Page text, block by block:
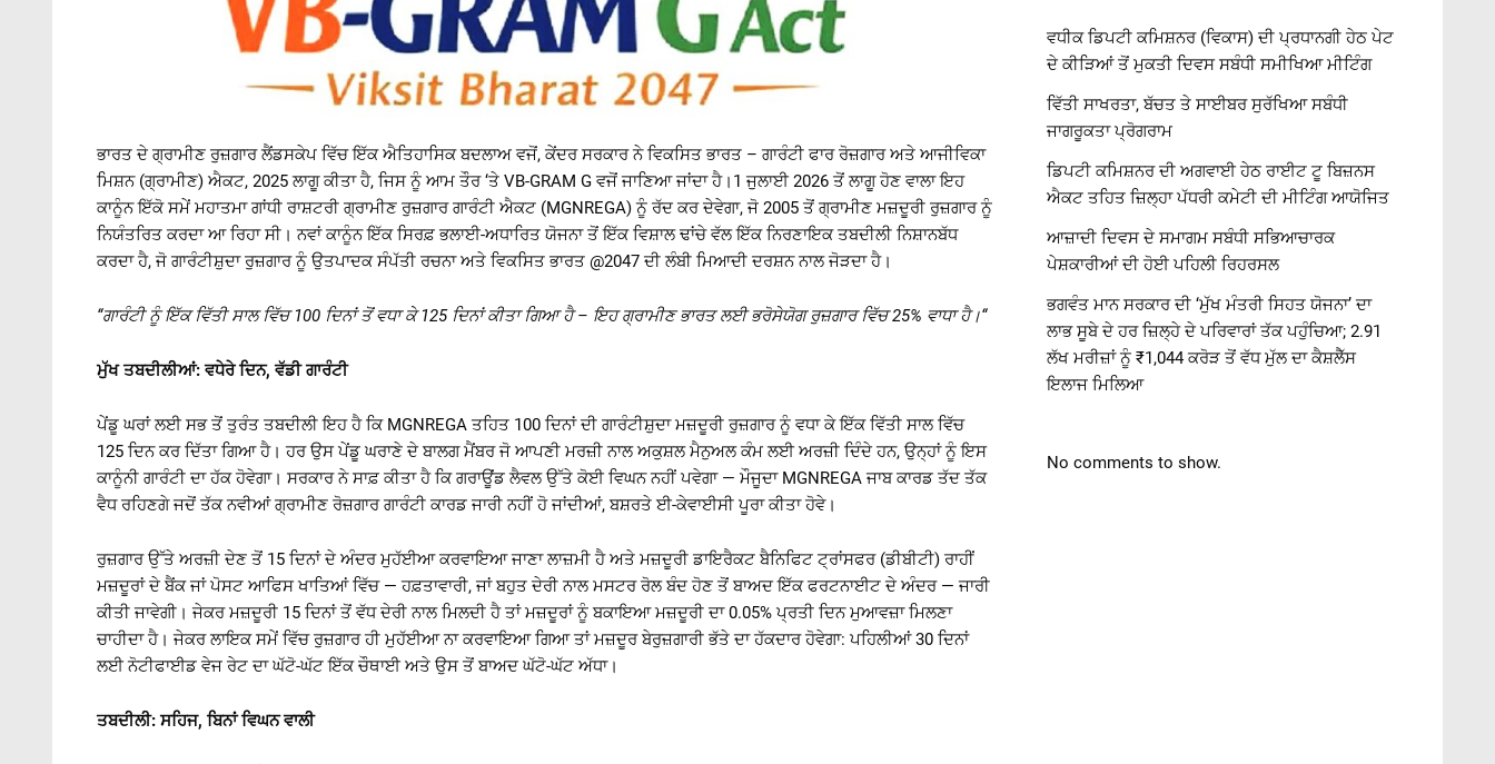
ਭਾਰਤ ਦੇ ਗ੍ਰਾਮੀਣ ਰੁਜ਼ਗਾਰ ਲੈਂਡਸਕੇਪ ਵਿੱਚ ਇੱਕ ਐਤਿਹਾਸਿਕ ਬਦਲਾਅ ਵਜੋਂ, ਕੇਂਦਰ ਸਰਕਾਰ ਨੇ ਵਿਕਸਿਤ ਭਾਰਤ – ਗਾਰੰਟੀ ਫਾਰ ਰੋਜ਼ਗਾਰ ਅਤੇ ਆਜੀਵਿਕਾ
ਮਿਸ਼ਨ (ਗ੍ਰਾਮੀਣ) ਐਕਟ, 2025 ਲਾਗੂ ਕੀਤਾ ਹੈ, ਜਿਸ ਨੂੰ ਆਮ ਤੌਰ ‘ਤੇ VB-GRAM G ਵਜੋਂ ਜਾਣਿਆ ਜਾਂਦਾ ਹੈ।1 ਜੁਲਾਈ 2026 ਤੋਂ ਲਾਗੂ ਹੋਣ ਵਾਲਾ ਇਹ
ਕਾਨੂੰਨ ਇੱਕੋ ਸਮੇਂ ਮਹਾਤਮਾ ਗਾਂਧੀ ਰਾਸ਼ਟਰੀ ਗ੍ਰਾਮੀਣ ਰੁਜ਼ਗਾਰ ਗਾਰੰਟੀ ਐਕਟ (MGNREGA) ਨੂੰ ਰੱਦ ਕਰ ਦੇਵੇਗਾ, ਜੋ 2005 ਤੋਂ ਗ੍ਰਾਮੀਣ ਮਜ਼ਦੂਰੀ ਰੁਜ਼ਗਾਰ ਨੂੰ
ਨਿਯੰਤਰਿਤ ਕਰਦਾ ਆ ਰਿਹਾ ਸੀ। ਨਵਾਂ ਕਾਨੂੰਨ ਇੱਕ ਸਿਰਫ਼ ਭਲਾਈ-ਅਧਾਰਿਤ ਯੋਜਨਾ ਤੋਂ ਇੱਕ ਵਿਸ਼ਾਲ ਢਾਂਚੇ ਵੱਲ ਇੱਕ ਨਿਰਣਾਇਕ ਤਬਦੀਲੀ ਨਿਸ਼ਾਨਬੱਧ
ਕਰਦਾ ਹੈ, ਜੋ ਗਾਰੰਟੀਸ਼ੁਦਾ ਰੁਜ਼ਗਾਰ ਨੂੰ ਉਤਪਾਦਕ ਸੰਪੱਤੀ ਰਚਨਾ ਅਤੇ ਵਿਕਸਿਤ ਭਾਰਤ @2047 ਦੀ ਲੰਬੀ ਮਿਆਦੀ ਦਰਸ਼ਨ ਨਾਲ ਜੋੜਦਾ ਹੈ।
“ਗਾਰੰਟੀ ਨੂੰ ਇੱਕ ਵਿੱਤੀ ਸਾਲ ਵਿੱਚ100 ਦਿਨਾਂ ਤੋਂ ਵਧਾ ਕੇ125 ਦਿਨਾਂ ਕੀਤਾ ਗਿਆ ਹੈ– ਇਹ ਗ੍ਰਾਮੀਣ ਭਾਰਤ ਲਈ ਭਰੋਸੇਯੋਗ ਰੁਜ਼ਗਾਰ ਵਿੱਚ25% ਵਾਧਾ ਹੈ।“
ਮੁੱਖ ਤਬਦੀਲੀਆਂ: ਵਧੇਰੇ ਦਿਨ, ਵੱਡੀ ਗਾਰੰਟੀ
ਪੇਂਡੂ ਘਰਾਂ ਲਈ ਸਭ ਤੋਂ ਤੁਰੰਤ ਤਬਦੀਲੀ ਇਹ ਹੈ ਕਿ MGNREGA ਤਹਿਤ 100 ਦਿਨਾਂ ਦੀ ਗਾਰੰਟੀਸ਼ੁਦਾ ਮਜ਼ਦੂਰੀ ਰੁਜ਼ਗਾਰ ਨੂੰ ਵਧਾ ਕੇ ਇੱਕ ਵਿੱਤੀ ਸਾਲ ਵਿੱਚ
125 ਦਿਨ ਕਰ ਦਿੱਤਾ ਗਿਆ ਹੈ। ਹਰ ਉਸ ਪੇਂਡੂ ਘਰਾਣੇ ਦੇ ਬਾਲਗ ਮੈਂਬਰ ਜੋ ਆਪਣੀ ਮਰਜ਼ੀ ਨਾਲ ਅਕੁਸ਼ਲ ਮੈਨੁਅਲ ਕੰਮ ਲਈ ਅਰਜ਼ੀ ਦਿੰਦੇ ਹਨ, ਉਨ੍ਹਾਂ ਨੂੰ ਇਸ
ਕਾਨੂੰਨੀ ਗਾਰੰਟੀ ਦਾ ਹੱਕ ਹੋਵੇਗਾ। ਸਰਕਾਰ ਨੇ ਸਾਫ਼ ਕੀਤਾ ਹੈ ਕਿ ਗਰਾਊਂਡ ਲੈਵਲ ਉੱਤੇ ਕੋਈ ਵਿਘਨ ਨਹੀਂ ਪਵੇਗਾ — ਮੌਜੂਦਾ MGNREGA ਜਾਬ ਕਾਰਡ ਤੱਦ ਤੱਕ
ਵੈਧ ਰਹਿਣਗੇ ਜਦੋਂ ਤੱਕ ਨਵੀਆਂ ਗ੍ਰਾਮੀਣ ਰੋਜ਼ਗਾਰ ਗਾਰੰਟੀ ਕਾਰਡ ਜਾਰੀ ਨਹੀਂ ਹੋ ਜਾਂਦੀਆਂ, ਬਸ਼ਰਤੇ ਈ-ਕੇਵਾਈਸੀ ਪੂਰਾ ਕੀਤਾ ਹੋਵੇ।
ਰੁਜ਼ਗਾਰ ਉੱਤੇ ਅਰਜ਼ੀ ਦੇਣ ਤੋਂ 15 ਦਿਨਾਂ ਦੇ ਅੰਦਰ ਮੁਹੱਈਆ ਕਰਵਾਇਆ ਜਾਣਾ ਲਾਜ਼ਮੀ ਹੈ ਅਤੇ ਮਜ਼ਦੂਰੀ ਡਾਇਰੈਕਟ ਬੈਨਿਫਿਟ ਟ੍ਰਾਂਸਫਰ (ਡੀਬੀਟੀ) ਰਾਹੀਂ
ਮਜ਼ਦੂਰਾਂ ਦੇ ਬੈਂਕ ਜਾਂ ਪੋਸਟ ਆਫਿਸ ਖਾਤਿਆਂ ਵਿੱਚ — ਹਫ਼ਤਾਵਾਰੀ, ਜਾਂ ਬਹੁਤ ਦੇਰੀ ਨਾਲ ਮਸਟਰ ਰੋਲ ਬੰਦ ਹੋਣ ਤੋਂ ਬਾਅਦ ਇੱਕ ਫਰਟਨਾਈਟ ਦੇ ਅੰਦਰ — ਜਾਰੀ
ਕੀਤੀ ਜਾਵੇਗੀ। ਜੇਕਰ ਮਜ਼ਦੂਰੀ 15 ਦਿਨਾਂ ਤੋਂ ਵੱਧ ਦੇਰੀ ਨਾਲ ਮਿਲਦੀ ਹੈ ਤਾਂ ਮਜ਼ਦੂਰਾਂ ਨੂੰ ਬਕਾਇਆ ਮਜ਼ਦੂਰੀ ਦਾ 0.05% ਪ੍ਰਤੀ ਦਿਨ ਮੁਆਵਜ਼ਾ ਮਿਲਣਾ
ਚਾਹੀਦਾ ਹੈ। ਜੇਕਰ ਲਾਇਕ ਸਮੇਂ ਵਿੱਚ ਰੁਜ਼ਗਾਰ ਹੀ ਮੁਹੱਈਆ ਨਾ ਕਰਵਾਇਆ ਗਿਆ ਤਾਂ ਮਜ਼ਦੂਰ ਬੇਰੁਜ਼ਗਾਰੀ ਭੱਤੇ ਦਾ ਹੱਕਦਾਰ ਹੋਵੇਗਾ: ਪਹਿਲੀਆਂ 30 ਦਿਨਾਂ
ਲਈ ਨੋਟੀਫਾਈਡ ਵੇਜ ਰੇਟ ਦਾ ਘੱਟੋ-ਘੱਟ ਇੱਕ ਚੌਥਾਈ ਅਤੇ ਉਸ ਤੋਂ ਬਾਅਦ ਘੱਟੋ-ਘੱਟ ਅੱਧਾ।
ਤਬਦੀਲੀ:ਸਹਿਜ, ਬਿਨਾਂ ਵਿਘਨ ਵਾਲੀ
ਵਧੀਕ ਡਿਪਟੀ ਕਮਿਸ਼ਨਰ (ਵਿਕਾਸ) ਦੀ ਪ੍ਰਧਾਨਗੀ ਹੇਠ ਪੇਟ
ਦੇ ਕੀੜਿਆਂ ਤੋਂ ਮੁਕਤੀ ਦਿਵਸ ਸਬੰਧੀ ਸਮੀਖਿਆ ਮੀਟਿੰਗ
ਵਿੱਤੀ ਸਾਖਰਤਾ, ਬੱਚਤ ਤੇ ਸਾਈਬਰ ਸੁਰੱਖਿਆ ਸਬੰਧੀ
ਜਾਗਰੂਕਤਾ ਪ੍ਰੋਗਰਾਮ
ਡਿਪਟੀ ਕਮਿਸ਼ਨਰ ਦੀ ਅਗਵਾਈ ਹੇਠ ਰਾਈਟ ਟੂ ਬਿਜ਼ਨਸ
ਐਕਟ ਤਹਿਤ ਜ਼ਿਲ੍ਹਾ ਪੱਧਰੀ ਕਮੇਟੀ ਦੀ ਮੀਟਿੰਗ ਆਯੋਜਿਤ
ਆਜ਼ਾਦੀ ਦਿਵਸ ਦੇ ਸਮਾਗਮ ਸਬੰਧੀ ਸਭਿਆਚਾਰਕ
ਪੇਸ਼ਕਾਰੀਆਂ ਦੀ ਹੋਈ ਪਹਿਲੀ ਰਿਹਰਸਲ
ਭਗਵੰਤ ਮਾਨ ਸਰਕਾਰ ਦੀ ‘ਮੁੱਖ ਮੰਤਰੀ ਸਿਹਤ ਯੋਜਨਾ’ ਦਾ
ਲਾਭ ਸੂਬੇ ਦੇ ਹਰ ਜ਼ਿਲ੍ਹੇ ਦੇ ਪਰਿਵਾਰਾਂ ਤੱਕ ਪਹੁੰਚਿਆ; 2.91
ਲੱਖ ਮਰੀਜ਼ਾਂ ਨੂੰ ₹1,044 ਕਰੋੜ ਤੋਂ ਵੱਧ ਮੁੱਲ ਦਾ ਕੈਸ਼ਲੈੱਸ
ਇਲਾਜ ਮਿਲਿਆ
No comments to show.